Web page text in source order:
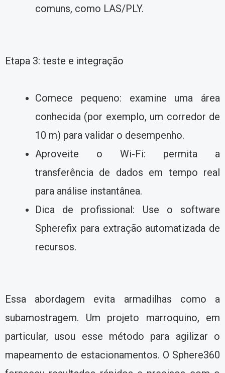
comuns, como LAS/PLY.
Etapa 3: teste e integração
Comece pequeno: examine uma área
conhecida (por exemplo, um corredor de
10 m) para validar o desempenho.
Aproveite o Wi-Fi: permita a
transferência de dados em tempo real
para análise instantânea.
Dica de profissional: Use o software
Spherefix para extração automatizada de
recursos.
Essa abordagem evita armadilhas como a
subamostragem. Um projeto marroquino, em
particular, usou esse método para agilizar o
mapeamento de estacionamentos. O Sphere360